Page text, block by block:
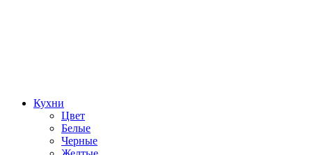
Кухни
Цвет
Белые
Черные